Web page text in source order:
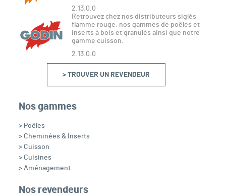
2.13.0.0
Retrouvez chez nos distributeurs siglés
flamme rouge, nos gammes de poêles et
inserts à bois et granulés ainsi que notre
gamme cuisson.
2.13.0.0
> TROUVER UN REVENDEUR
Nos gammes
> Poêles
> Cheminées & Inserts
> Cuisson
> Cuisines
> Aménagement
Nos revendeurs